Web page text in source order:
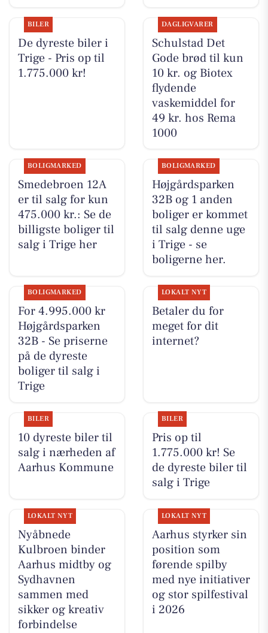
BILER
De dyreste biler i
Trige - Pris op til
1.775.000 kr!
DAGLIGVARER
Schulstad Det
Gode brød til kun
10 kr. og Biotex
flydende
vaskemiddel for
49 kr. hos Rema
1000
BOLIGMARKED
Smedebroen 12A
er til salg for kun
475.000 kr.: Se de
billigste boliger til
salg i Trige her
BOLIGMARKED
Højgårdsparken
32B og 1 anden
boliger er kommet
til salg denne uge
i Trige - se
boligerne her.
BOLIGMARKED
For 4.995.000 kr
Højgårdsparken
32B - Se priserne
på de dyreste
boliger til salg i
Trige
LOKALT NYT
Betaler du for
meget for dit
internet?
BILER
10 dyreste biler til
salg i nærheden af
Aarhus Kommune
BILER
Pris op til
1.775.000 kr! Se
de dyreste biler til
salg i Trige
LOKALT NYT
Nyåbnede
Kulbroen binder
Aarhus midtby og
Sydhavnen
sammen med
sikker og kreativ
forbindelse
LOKALT NYT
Aarhus styrker sin
position som
førende spilby
med nye initiativer
og stor spilfestival
i 2026